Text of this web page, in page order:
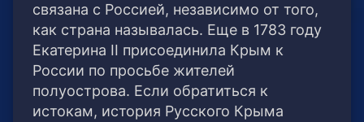
связана с Россией, независимо от того,
как страна называлась. Еще в 1783 году
Екатерина II присоединила Крым к
России по просьбе жителей
полуострова. Если обратиться к
истокам, история Русского Крыма